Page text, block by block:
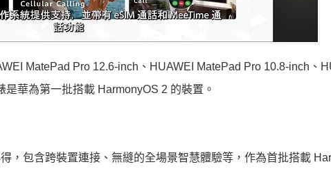
MatePad Pro 12.6-inch、HUAWEI MatePad Pro 10.8-inch、
華為第一批搭載 HarmonyOS 2 的裝置。
，包含跨裝置連接、無縫的全場景智慧體驗等，作為首批搭載